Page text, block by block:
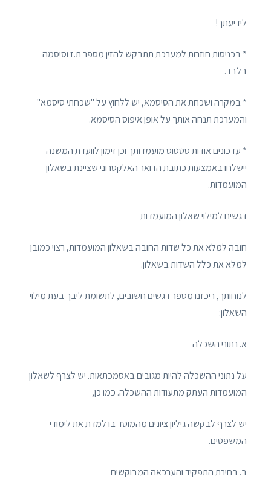
לידיעתך!
* בכניסות חוזרות למערכת תתבקש להזין מספר ת.ז וסיסמה
בלבד.
* במקרה ושכחת את הסיסמא, יש ללחוץ על "שכחתי סיסמא"
והמערכת תנחה אותך על אופן איפוס הסיסמא.
* עדכונים אודות סטטוס מועמדותך וכן זימון לוועדת המשנה
יישלחו באמצעות כתובת הדואר האלקטרוני שציינת בשאלון
המועמדות.
דגשים למילוי שאלון המועמדות
חובה למלא את כל שדות החובה בשאלון המועמדות, רצוי כמובן
למלא את כלל השדות בשאלון.
לנוחותך, ריכזנו מספר דגשים חשובים, לתשומת ליבך בעת מילוי
השאלון:
א. נתוני השכלה
על נתוני ההשכלה להיות מגובים באסמכתאות. יש לצרף לשאלון
המועמדות העתק מתעודות ההשכלה. כמו כן,
יש לצרף לבקשה גיליון ציונים מהמוסד בו למדת את לימודי
המשפטים.
ב. בחירת התפקיד והערכאה המבוקשים